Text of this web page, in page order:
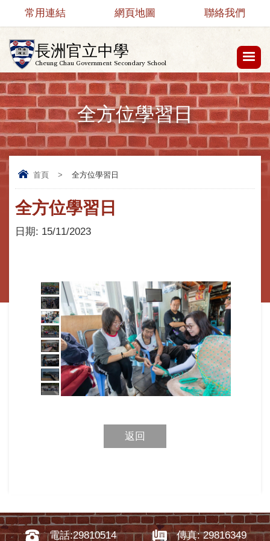
長洲官立中學
Cheung Chau Government Secondary School
常用連結 網頁地圖 聯絡我們
全方位學習日
首頁 > 全方位學習日
全方位學習日
日期: 15/11/2023
返回
電話:29810514 傳真: 29816349